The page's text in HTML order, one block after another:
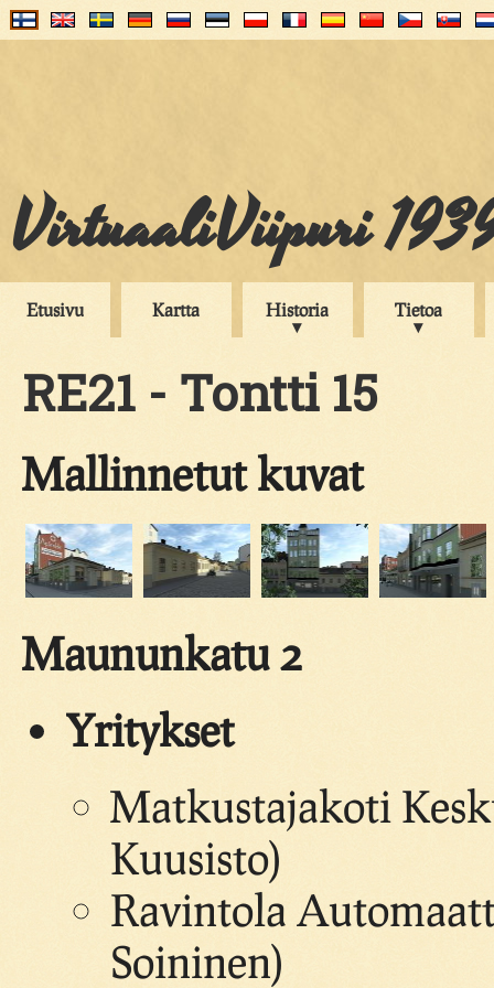
VirtuaaliViipuri
Etusivu Kartta Historia Tietoa
RE21 - Tontti 15
Mallinnetut kuvat
Maununkatu 2
Yritykset
Matkustajakoti
Kuusisto)
Ravintola
Soininen)